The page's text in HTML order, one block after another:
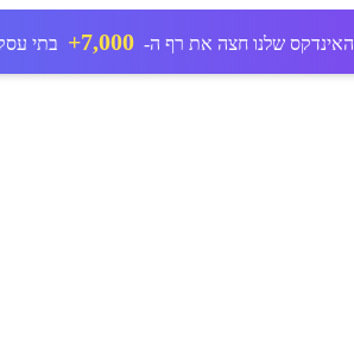
האינדקס שלנו חצה את רף ה- 7,000+